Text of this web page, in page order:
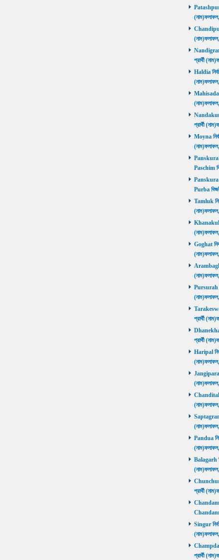
Patashpur
Chandipur
Nandigram
প্রার্থী
Haldia
Mahisadal
প্রার্থী
Moyna
Panskura
Paschim
Panskura
Purba
Tamluk
Khanakul
Goghat
Arambagh
Pursurah
প্রার্থী
Dhanekhali
প্রার্থী
Haripal
Jangipara
Chanditala
Saptagram
Pandua
Balagarh
Chunchura
প্রার্থী
Singur
প্রার্থী